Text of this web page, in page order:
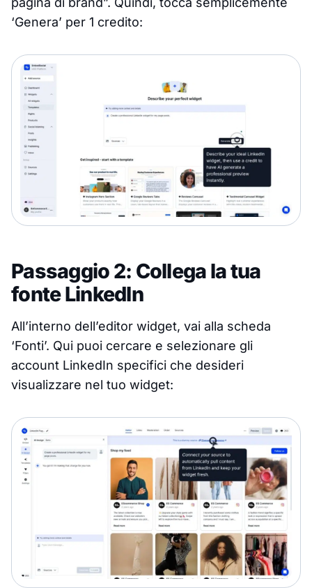
‘Genera’ per 1 credito:
Passaggio 2: Collega la tua
fonte LinkedIn
All’interno dell’editor widget, vai alla scheda
‘Fonti’. Qui puoi cercare e selezionare gli
account LinkedIn specifici che desideri
visualizzare nel tuo widget: